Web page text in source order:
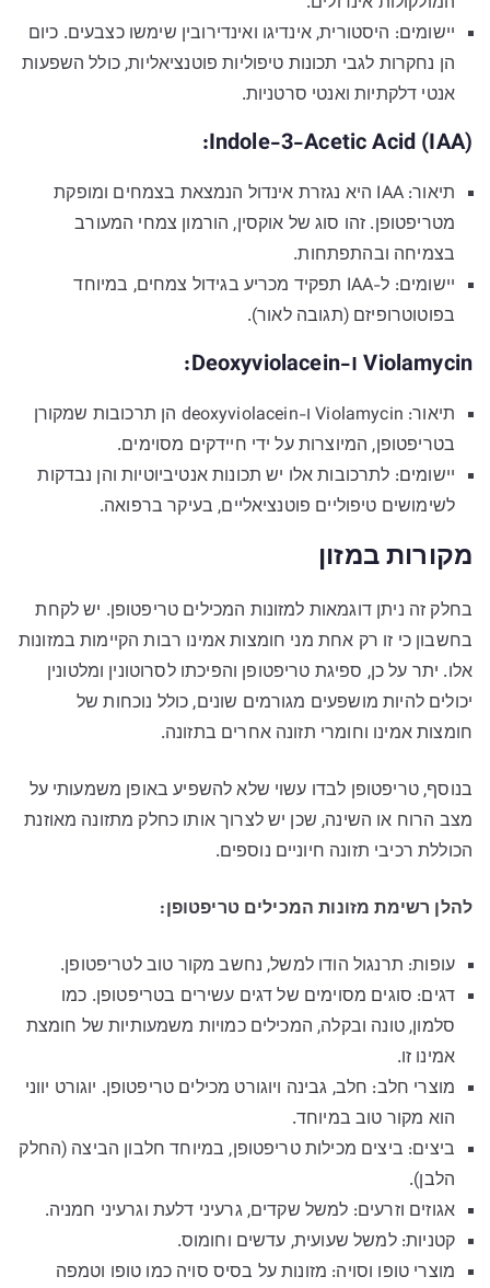
יישומים: היסטורית, אינדיגו ואינדירובין שימשו כצבעים. כיום
הן נחקרות לגבי תכונות טיפוליות פוטנציאליות, כולל השפעות
אנטי דלקתיות ואנטי סרטניות.
Indole-3-Acetic Acid (IAA):
תיאור: IAA היא נגזרת אינדול הנמצאת בצמחים ומופקת
מטריפטופן. זהו סוג של אוקסין, הורמון צמחי המעורב
בצמיחה ובהתפתחות.
יישומים: ל-IAA תפקיד מכריע בגידול צמחים, במיוחד
בפוטוטרופיזם (תגובה לאור).
Violamycin ו-Deoxyviolacein:
תיאור: Violamycin ו-deoxyviolacein הן תרכובות שמקורן
בטריפטופן, המיוצרות על ידי חיידקים מסוימים.
יישומים: לתרכובות אלו יש תכונות אנטיביוטיות והן נבדקות
לשימושים טיפוליים פוטנציאליים, בעיקר ברפואה.
מקורות במזון
בחלק זה ניתן דוגמאות למזונות המכילים טריפטופן. יש לקחת
בחשבון כי זו רק אחת מני חומצות אמינו רבות הקיימות במזונות
אלו. יתר על כן, ספיגת טריפטופן והפיכתו לסרוטונין ומלטונין
יכולים להיות מושפעים מגורמים שונים, כולל נוכחות של
חומצות אמינו וחומרי תזונה אחרים בתזונה.
בנוסף, טריפטופן לבדו עשוי שלא להשפיע באופן משמעותי על
מצב הרוח או השינה, שכן יש לצרוך אותו כחלק מתזונה מאוזנת
הכוללת רכיבי תזונה חיוניים נוספים.
להלן רשימת מזונות המכילים טריפטופן:
עופות: תרנגול הודו למשל, נחשב מקור טוב לטריפטופן.
דגים: סוגים מסוימים של דגים עשירים בטריפטופן. כמו
סלמון, טונה ובקלה, המכילים כמויות משמעותיות של חומצת
אמינו זו.
מוצרי חלב: חלב, גבינה ויוגורט מכילים טריפטופן. יוגורט יווני
הוא מקור טוב במיוחד.
ביצים: ביצים מכילות טריפטופן, במיוחד חלבון הביצה (החלק
הלבן).
אגוזים וזרעים: למשל שקדים, גרעיני דלעת וגרעיני חמניה.
קטניות: למשל שעועית, עדשים וחומוס.
מוצרי טופו וסויה: מזונות על בסיס סויה כמו טופו וטמפה